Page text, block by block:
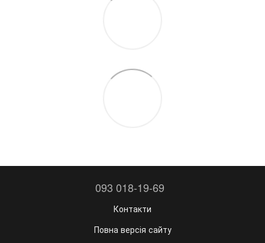
093 018-19-69
Контакти
Повна версія сайту